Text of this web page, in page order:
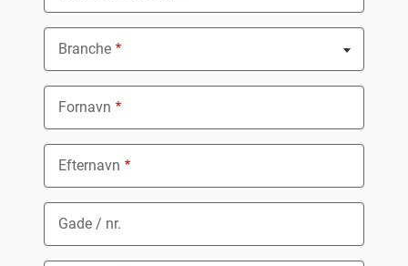
Branche
Nothing selected
Fornavn
Efternavn
Gade / nr.